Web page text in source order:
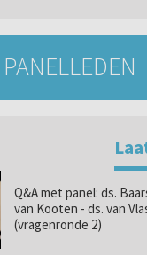
PANELLEDEN
Q&A met panel: ds.
van Kooten - ds. van
(vragenronde 2)